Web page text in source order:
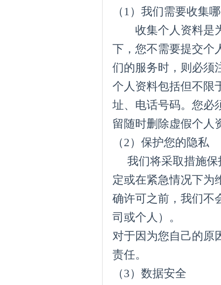
（1）我们需要收集
收集个人资料是为
下，您不需要提交个
们的服务时，则必须
个人资料包括但不限
址、电话号码。您必
留随时删除虚假个人
（2）保护您的
我们将采取措施保
定或在紧急情况下为
确许可之前，我们不
司或个人）。
对于因为您自己的原
责任。
（3）数据安全